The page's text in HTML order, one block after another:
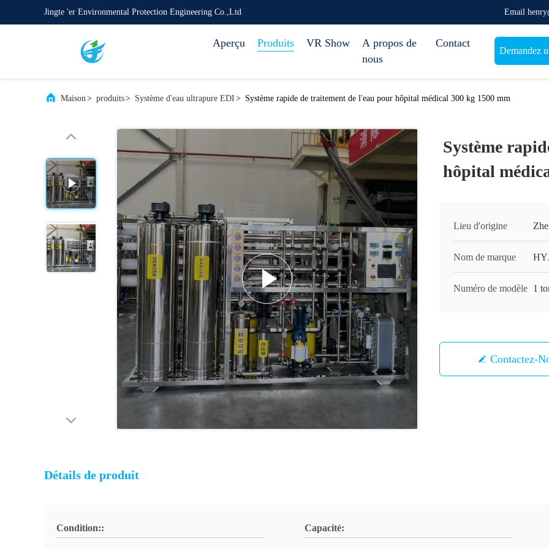
Jingte 'er Environmental Protection Engineering Co.,Ltd Email
Aperçu Produits VR Show
A propos de
nous
Contact
Demandez
Maison> produits> Système d'eau ultrapure EDI > Système rapide de traitement de l'eau pour hôpital médical 300 kg 1500 mm
Système
hôpital
Lieu d'origine
Nom de marque
Numéro de modèle 1
Contactez-
Détails de produit
Condition:: Capacité: